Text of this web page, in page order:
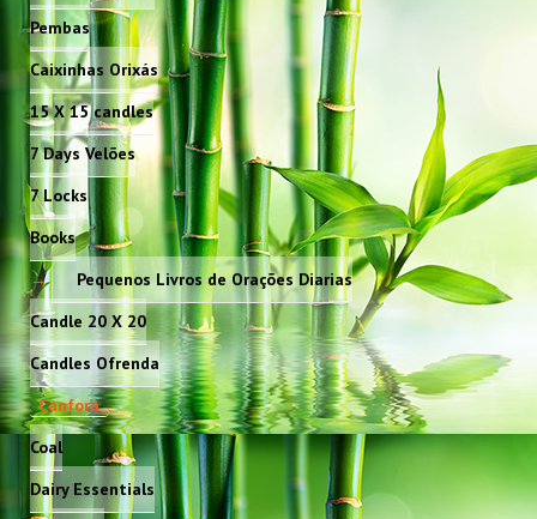
Pembas
Caixinhas Orixás
15 X 15 candles
7 Days Velões
7 Locks
Books
Pequenos Livros de Orações Diarias
Candle 20 X 20
Candles Ofrenda
Canfora
Coal
Dairy Essentials